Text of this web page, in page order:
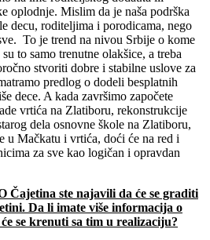
oplodnje. Mislim da je naša podrška
decu, roditeljima i porodicama, nego
To je trend na nivou Srbije o kome
to samo trenutne olakšice, a treba
stvoriti dobre i stabilne uslove za
predlog o dodeli besplatnih
dece. A kada završimo započete
vrtića na Zlatiboru, rekonstrukcije
dela osnovne škole na Zlatiboru,
u Mačkatu i vrtića, doći će na red i
za sve kao logičan i opravdan
Čajetina ste najavili da će se graditi
Da li imate više informacija o
će se krenuti sa tim u realizaciju?